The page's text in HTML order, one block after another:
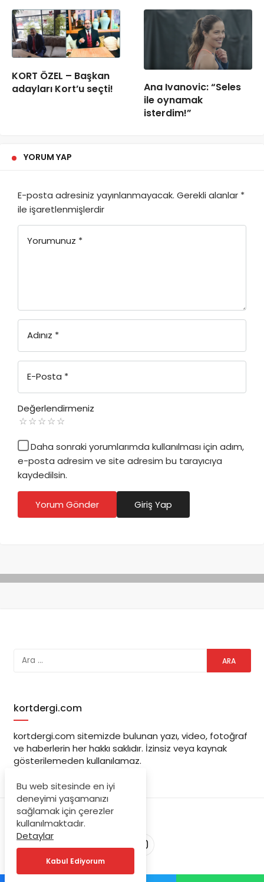
KORT ÖZEL – Başkan
adayları Kort’u seçti!
Ana Ivanovic: “Seles
ile oynamak
isterdim!”
YORUM YAP
E-posta adresiniz yayınlanmayacak. Gerekli alanlar *
ile işaretlenmişlerdir
Yorumunuz *
Adınız *
E-Posta *
Değerlendirmeniz
Daha sonraki yorumlarımda kullanılması için adım,
e-posta adresim ve site adresim bu tarayıcıya
kaydedilsin.
Yorum Gönder Giriş Yap
kortdergi.com
kortdergi.com sitemizde bulunan yazı, video, fotoğraf
ve haberlerin her hakkı saklıdır. İzinsiz veya kaynak
gösterilemeden kullanılamaz.
Bu web sitesinde en iyi
deneyimi yaşamanızı
sağlamak için çerezler
kullanılmaktadır.
Detaylar
Kabul Ediyorum